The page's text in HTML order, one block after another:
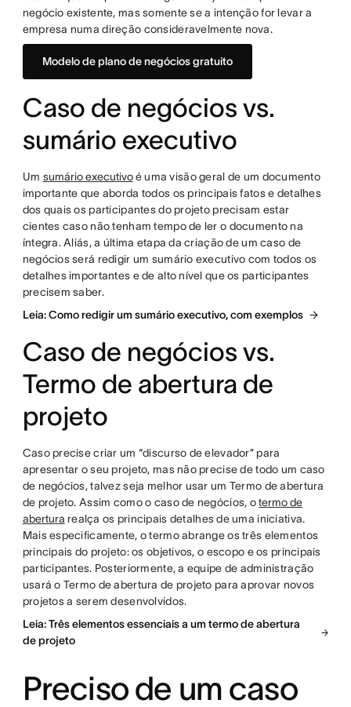
negócio existente, mas somente se a intenção for levar a
empresa numa direção consideravelmente nova.
Modelo de plano de negócios gratuito
Caso de negócios vs.
sumário executivo
Um sumário executivoé uma visão geral de um documento
importante que aborda todos os principais fatos e detalhes
dos quais os participantes do projeto precisam estar
cientes caso não tenham tempo de ler o documento na
íntegra. Aliás, a última etapa da criação de um caso de
negócios será redigir um sumário executivo com todos os
detalhes importantes e de alto nível que os participantes
precisem saber.
Leia: Como redigir um sumário executivo, com exemplos
Caso de negócios vs.
Termo de abertura de
projeto
Caso precise criar um “discurso de elevador” para
apresentar o seu projeto, mas não precise de todo um caso
de negócios, talvez seja melhor usar um Termo de abertura
de projeto. Assim como o caso de negócios, otermo de
abertura realça os principais detalhes de uma iniciativa.
Mais especificamente, o termo abrange os três elementos
principais do projeto: os objetivos, o escopo e os principais
participantes. Posteriormente, a equipe de administração
usará o Termo de abertura de projeto para aprovar novos
projetos a serem desenvolvidos.
Leia: Três elementos essenciais a um termo de abertura
de projeto
Preciso de um caso